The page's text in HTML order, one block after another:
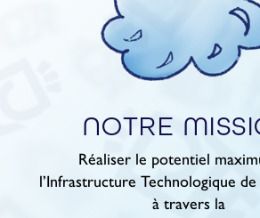
NOTRE
Réaliser le potentiel
l’Infrastructure Technologique
à travers la